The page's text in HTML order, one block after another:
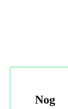
Nog